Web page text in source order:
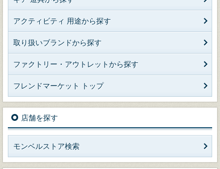
アクティビティ 用途から探す
取り扱いブランドから探す
ファクトリー・アウトレットから探す
フレンドマーケット トップ
店舗を探す
モンベルストア検索